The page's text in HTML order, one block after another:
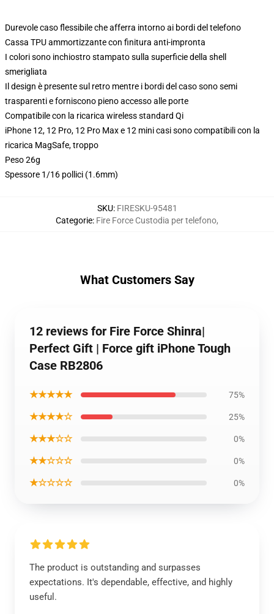
Durevole caso flessibile che afferra intorno ai bordi del telefono
Cassa TPU ammortizzante con finitura anti-impronta
I colori sono inchiostro stampato sulla superficie della shell
smerigliata
Il design è presente sul retro mentre i bordi del caso sono semi
trasparenti e forniscono pieno accesso alle porte
Compatibile con la ricarica wireless standard Qi
iPhone 12, 12 Pro, 12 Pro Max e 12 mini casi sono compatibili con la
ricarica MagSafe, troppo
Peso 26g
Spessore 1/16 pollici (1.6mm)
SKU: FIRESKU-95481
Categorie: Fire Force Custodia per telefono,
What Customers Say
12 reviews for Fire Force Shinra|
Perfect Gift | Force gift iPhone Tough
Case RB2806
★★★★★ 75%
★★★★☆ 25%
★★★☆☆ 0%
★★☆☆☆ 0%
★☆☆☆☆ 0%
The product is outstanding and surpasses
expectations. It's dependable, effective, and highly
useful.